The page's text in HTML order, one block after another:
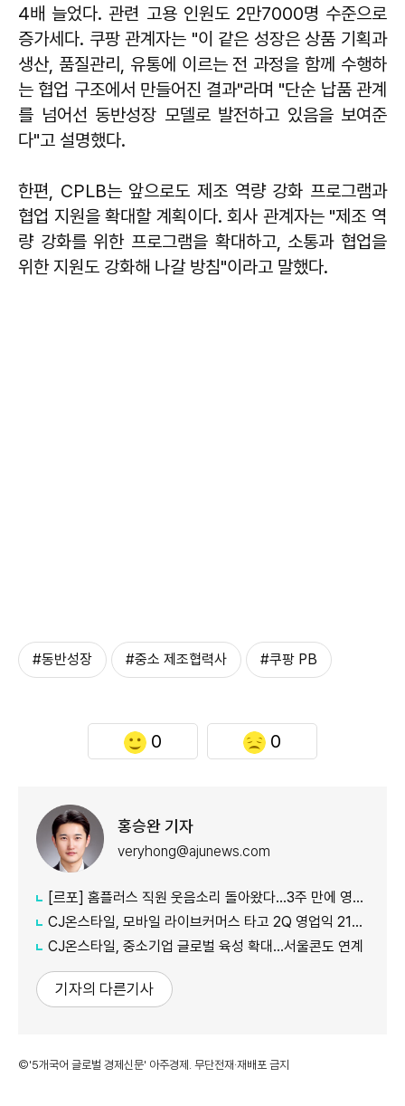
4배 늘었다. 관련 고용 인원도 2만7000명 수준으로
증가세다. 쿠팡 관계자는 "이 같은 성장은 상품 기획과
생산, 품질관리, 유통에 이르는 전 과정을 함께 수행하
는 협업 구조에서 만들어진 결과"라며 "단순 납품 관계
를 넘어선 동반성장 모델로 발전하고 있음을 보여준
다"고 설명했다.
한편, CPLB는 앞으로도 제조 역량 강화 프로그램과
협업 지원을 확대할 계획이다. 회사 관계자는 "제조 역
량 강화를 위한 프로그램을 확대하고, 소통과 협업을
위한 지원도 강화해 나갈 방침"이라고 말했다.
#동반성장 #중소 제조협력사 #쿠팡 PB
0 0
홍승완 기자
veryhong@ajunews.com
[르포] 홈플러스 직원 웃음소리 돌아왔다…3주 만에 영업 재개 채비
CJ온스타일, 모바일 라이브커머스 타고 2Q 영업익 21%↑
CJ온스타일, 중소기업 글로벌 육성 확대…서울콘도 연계
기자의 다른기사
©'5개국어 글로벌 경제신문' 아주경제. 무단전재·재배포 금지